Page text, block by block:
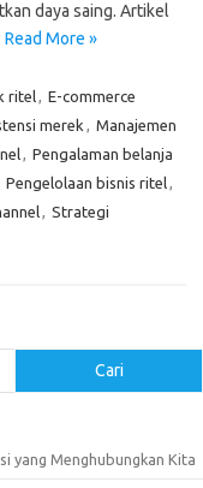
daya saing. Artikel
Read More »
ritel, E-commerce
merek , Manajemen
, Pengalaman belanja
Pengelolaan bisnis ritel,
, Strategi
Cari
yang Menghubungkan Kita